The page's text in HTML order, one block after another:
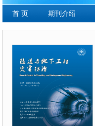
首 页 期刊介绍